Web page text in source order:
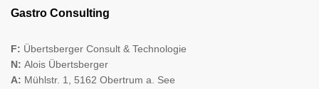
Gastro Consulting
F: Übertsberger Consult & Technologie
N: Alois Übertsberger
A: Mühlstr. 1, 5162 Obertrum a. See